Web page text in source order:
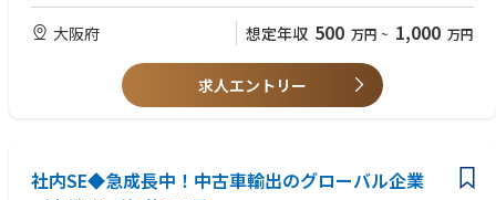
ら「暮らしのOS」へと昇華させる社会的インパクトを持つ挑戦に、中核メ
ンバーとして参画できます。
・未来を描くアーキテクトとしての成長
5～10年先を見据えたグランドデザインを描く、長期的な視点で活躍が
できます。短期的な開発に留まらず、ビジネスの未来そのものを設計する
戦略的アーキテクトとしてのキャリアを築けます。
プの多様なアセットと連携した新事業を創出したりと、技術者の枠を超え
た事業家としての成長機会が広がっています。
みます。
■データマネジメントチーム：
業務横断で利用されるデータ（経営指標、業務マスタ等）について、定
タ管理）・運用プロセス設計を企画し、更にそれを運用として回る状態に
落とし込む役割を担います。
鉄道オペレーションの生産性向上をはじめ、データを活用したお客様の体
験価値向上、データソリューションの外販などを推進しています。
鉄道事業におけるAI・データ活用は始まったばかりです。今後も当社に眠
る多種多様なデータを活用し、課題解決に挑んでいきます。
社会インフラである鉄道の現場が抱えるリアルな課題に対し、画像AI・時
し、新たにプロジェクトマネージャーとして価値を創出したいという意欲
のある方を歓迎します。
・PM / PLとして、生成AI・データ活用、ソフトウェア開発、組み込み開発
領域におけるプロジェクトを管理したご経験
・個人開発や社内の新規事業等で、ゼロからプロダクトやサービスを立ち
上げたご経験
大阪府 想定年収 500 万円 ~ 1,000 万円
求人エントリー
社内SE◆急成長中！中古車輸出のグローバル企業